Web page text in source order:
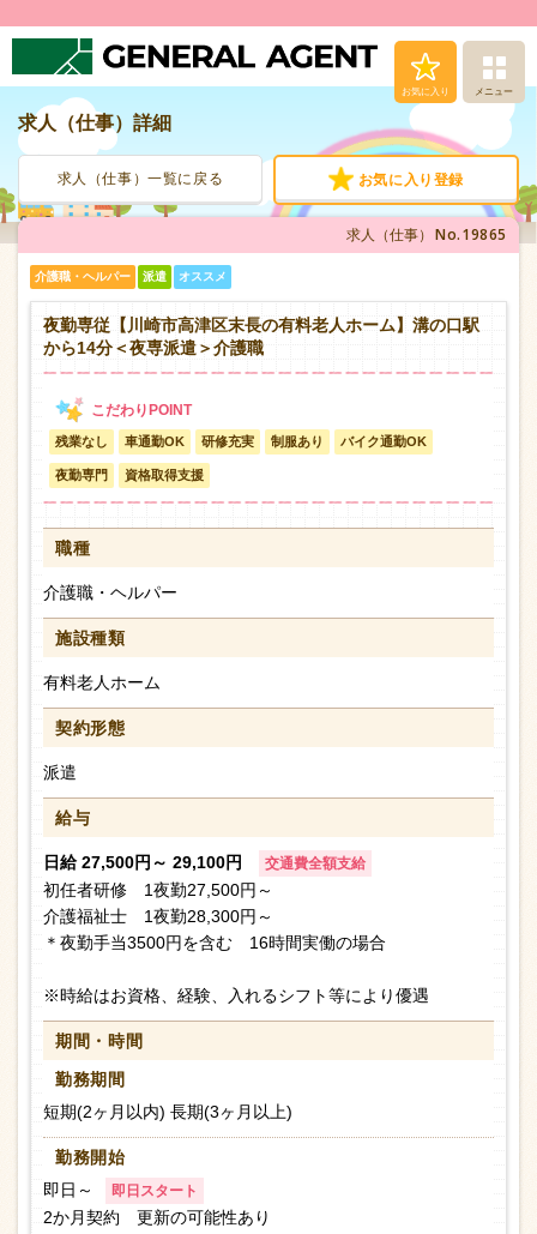
お気に入り メニュー
人材派遣サービス
転職支援サービス
登録から就業まで
お問い合わせ
求人（仕事）詳細
求人（仕事）一覧に戻る お気に入り登録
求人（仕事） No.19865
介護職・ヘルパー 派遣 オススメ
夜勤専従【川崎市高津区末長の有料老人ホーム】溝の口駅
から14分＜夜専派遣＞介護職
残業なし 車通勤OK 研修充実 制服あり バイク通勤OK
夜勤専門 資格取得支援
職種
介護職・ヘルパー
施設種類
有料老人ホーム
契約形態
派遣
給与
日給 27,500円～ 29,100円 交通費全額支給
初任者研修 1夜勤27,500円～
介護福祉士 1夜勤28,300円～
＊夜勤手当3500円を含む 16時間実働の場合
※時給はお資格、経験、入れるシフト等により優遇
期間・時間
勤務期間
短期(2ヶ月以内) 長期(3ヶ月以上)
勤務開始
即日～
即日スタート
2か月契約 更新の可能性あり